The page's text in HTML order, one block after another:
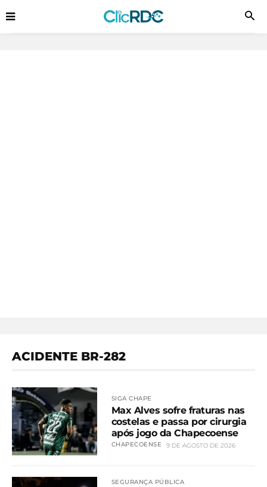
ACIDENTE BR-282
SIGA CHAPE
Max Alves sofre fraturas nas
costelas e passa por cirurgia
após jogo da Chapecoense
CHAPECOENSE 9 DE AGOSTO DE 2026
SEGURANÇA PÚBLICA